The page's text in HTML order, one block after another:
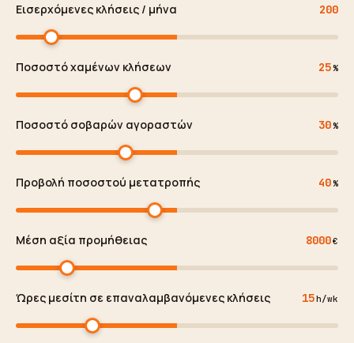
Εισερχόμενες κλήσεις / μήνα 200
Ποσοστό χαμένων κλήσεων 25%
Ποσοστό σοβαρών αγοραστών 30%
Προβολή ποσοστού μετατροπής 40%
Μέση αξία προμήθειας 8000€
Ώρες μεσίτη σε επαναλαμβανόμενες κλήσεις 15h/wk